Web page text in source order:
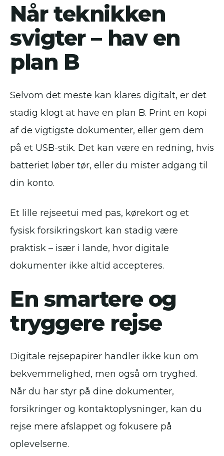
Når teknikken
svigter – hav en
plan B
Selvom det meste kan klares digitalt, er det
stadig klogt at have en plan B. Print en kopi
af de vigtigste dokumenter, eller gem dem
på et USB-stik. Det kan være en redning, hvis
batteriet løber tør, eller du mister adgang til
din konto.
Et lille rejseetui med pas, kørekort og et
fysisk forsikringskort kan stadig være
praktisk – især i lande, hvor digitale
dokumenter ikke altid accepteres.
En smartere og
tryggere rejse
Digitale rejsepapirer handler ikke kun om
bekvemmelighed, men også om tryghed.
Når du har styr på dine dokumenter,
forsikringer og kontaktoplysninger, kan du
rejse mere afslappet og fokusere på
oplevelserne.